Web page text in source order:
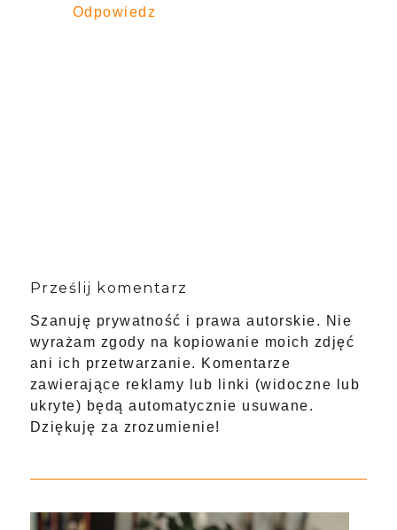
Odpowiedz
Prześlij komentarz
Szanuję prywatność i prawa autorskie. Nie
wyrażam zgody na kopiowanie moich zdjęć
ani ich przetwarzanie. Komentarze
zawierające reklamy lub linki (widoczne lub
ukryte) będą automatycznie usuwane.
Dziękuję za zrozumienie!